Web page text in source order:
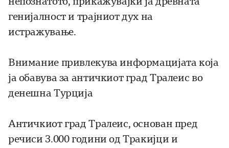
генијалност и трајниот дух на
истражување.
Внимание привлекува информацијата која
ја обавува за античкиот град Тралеис во
денешна Турција
Античкиот град Тралеис, oснован пред
речиси 3.000 години од Тракијци и